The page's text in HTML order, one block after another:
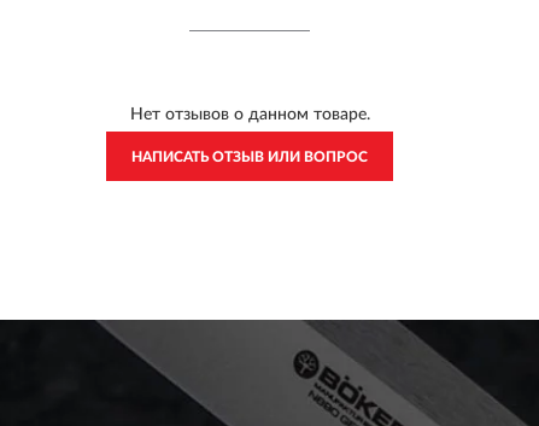
Нет отзывов о данном товаре.
НАПИСАТЬ ОТЗЫВ ИЛИ ВОПРОС